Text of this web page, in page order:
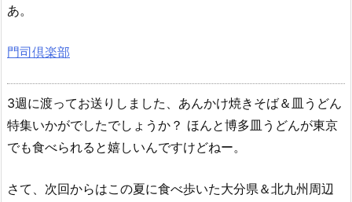
あ。
門司倶楽部
3週に渡ってお送りしました、あんかけ焼きそば＆皿うどん
特集いかがでしたでしょうか？ ほんと博多皿うどんが東京
でも食べられると嬉しいんですけどねー。
さて、次回からはこの夏に食べ歩いた大分県＆北九州周辺